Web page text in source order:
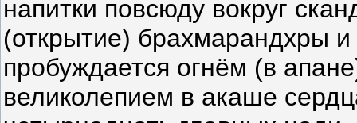
напитки повсюду вокруг
(открытие) брахмарандхры
пробуждается огнём (в
великолепием в акаше